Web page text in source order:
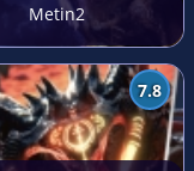
Metin2
7.8